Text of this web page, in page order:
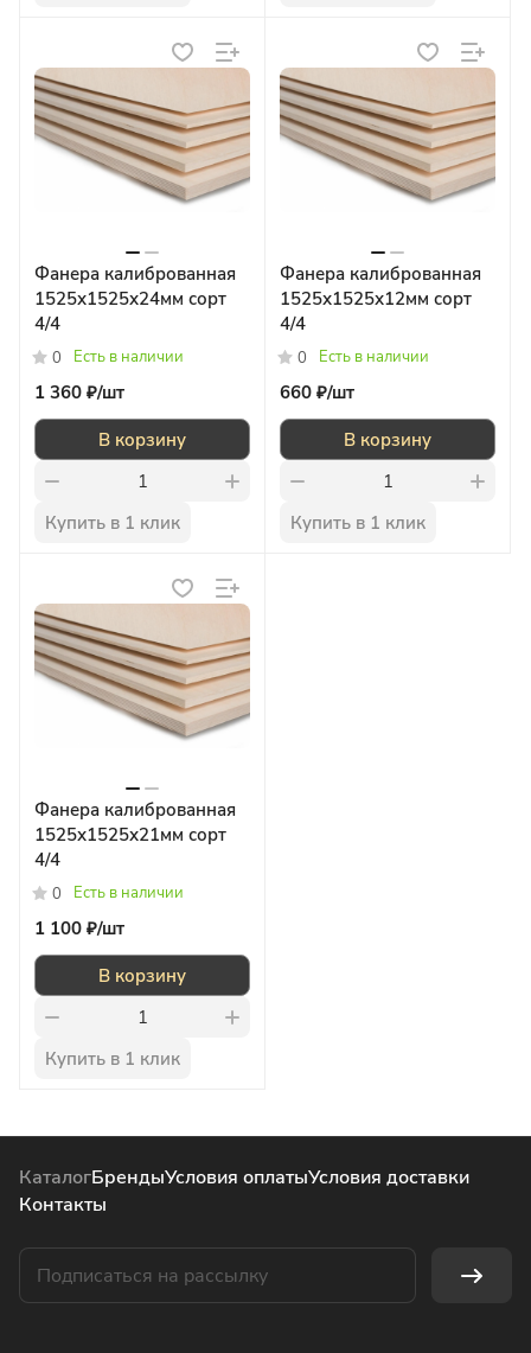
Фанера калиброванная
1525х1525х24мм сорт
4/4
0 Есть в наличии
1 360 ₽/шт
В корзину
Купить в 1 клик
Фанера калиброванная
1525х1525х12мм сорт
4/4
0 Есть в наличии
660 ₽/шт
В корзину
Купить в 1 клик
Фанера калиброванная
1525х1525х21мм сорт
4/4
0 Есть в наличии
1 100 ₽/шт
В корзину
Купить в 1 клик
КаталогБрендыУсловия оплатыУсловия доставки
Контакты